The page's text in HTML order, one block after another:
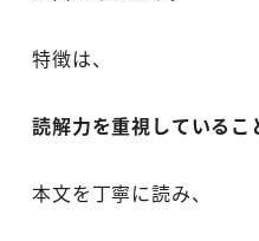
特徴は、
読解力を重視しているこ
本文を丁寧に読み、